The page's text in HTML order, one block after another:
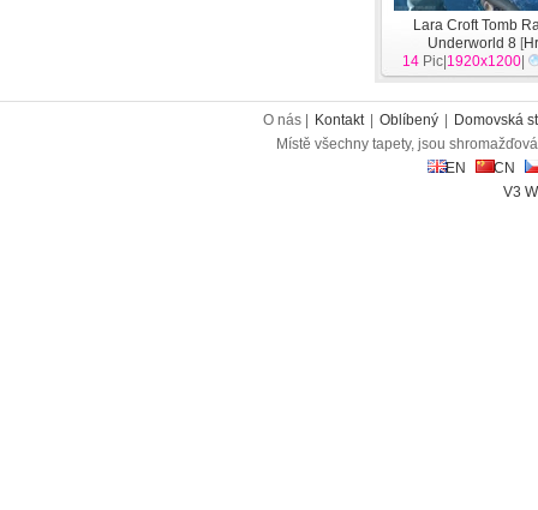
Lara Croft Tomb
Underworld 8 [
14 Pic| 1920x1200
O nás | Kontakt Oblíbený
Domovská
Místě všechny tapety, jsou
EN
CN
V3